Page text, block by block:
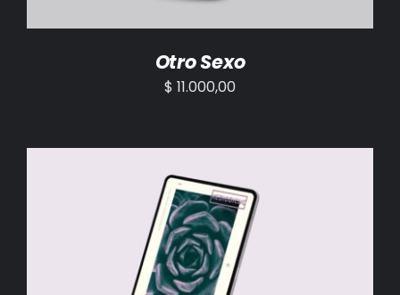
Otro Sexo
$ 11.000,00
AÑADIR AL CARRITO /